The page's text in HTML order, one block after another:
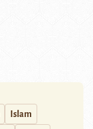
Islam